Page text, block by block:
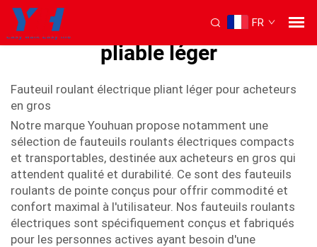
FR
Fauteuil roulant électrique
pliable léger
Fauteuil roulant électrique pliant léger pour acheteurs
en gros
Notre marque Youhuan propose notamment une
sélection de fauteuils roulants électriques compacts
et transportables, destinée aux acheteurs en gros qui
attendent qualité et durabilité. Ce sont des fauteuils
roulants de pointe conçus pour offrir commodité et
confort maximal à l'utilisateur. Nos fauteuils roulants
électriques sont spécifiquement conçus et fabriqués
pour les personnes actives ayant besoin d'une